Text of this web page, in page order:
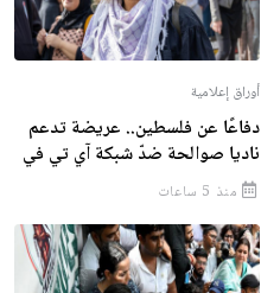
أوراق إعلامية
دفاعًا عن فلسطين.. عريضة تدعم
ناديا صوالحة ضدّ شبكة آي تي في
منذ 5 ساعات